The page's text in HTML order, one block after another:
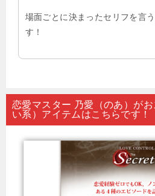
場面ごとに決まったセリフを言
す！
恋愛マスター 乃愛（のあ）が
い系）アイテムはこちらです！